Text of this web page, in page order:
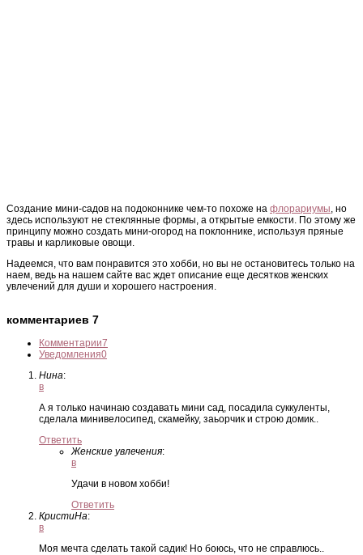
Создание мини-садов на подоконнике чем-то похоже на флорариумы, но
здесь используют не стеклянные формы, а открытые емкости. По этому же
принципу можно создать мини-огород на поклоннике, используя пряные
травы и карликовые овощи.
Надеемся, что вам понравится это хобби, но вы не остановитесь только на
наем, ведь на нашем сайте вас ждет описание еще десятков женских
увлечений для души и хорошего настроения.
комментариев 7
Комментарии7
Уведомления0
Нина:
в
А я только начинаю создавать мини сад, посадила суккуленты,
сделала минивелосипед, скамейку, заьорчик и строю домик..
Ответить
Женские увлечения:
в
Удачи в новом хобби!
Ответить
КристиНа:
в
Моя мечта сделать такой садик! Но боюсь, что не справлюсь..